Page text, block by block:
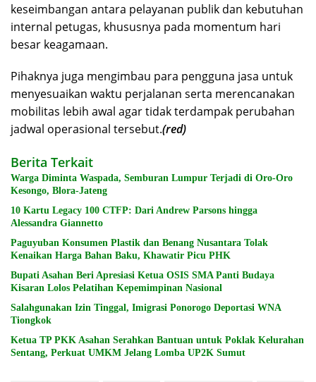
keseimbangan antara pelayanan publik dan kebutuhan
internal petugas, khususnya pada momentum hari
besar keagamaan.
Pihaknya juga mengimbau para pengguna jasa untuk
menyesuaikan waktu perjalanan serta merencanakan
mobilitas lebih awal agar tidak terdampak perubahan
jadwal operasional tersebut.(red)
Berita Terkait
Warga Diminta Waspada, Semburan Lumpur Terjadi di Oro-Oro
Kesongo, Blora-Jateng
10 Kartu Legacy 100 CTFP: Dari Andrew Parsons hingga
Alessandra Giannetto
Paguyuban Konsumen Plastik dan Benang Nusantara Tolak
Kenaikan Harga Bahan Baku, Khawatir Picu PHK
Bupati Asahan Beri Apresiasi Ketua OSIS SMA Panti Budaya
Kisaran Lolos Pelatihan Kepemimpinan Nasional
Salahgunakan Izin Tinggal, Imigrasi Ponorogo Deportasi WNA
Tiongkok
Ketua TP PKK Asahan Serahkan Bantuan untuk Poklak Kelurahan
Sentang, Perkuat UMKM Jelang Lomba UP2K Sumut